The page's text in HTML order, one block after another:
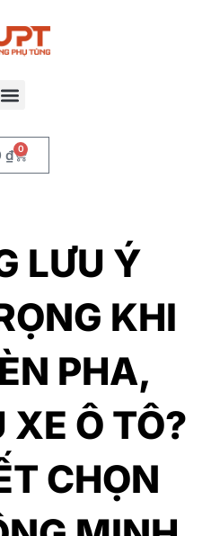
₫ 0
LƯU Ý
KHI
PHA,
Ô TÔ?
CHỌN